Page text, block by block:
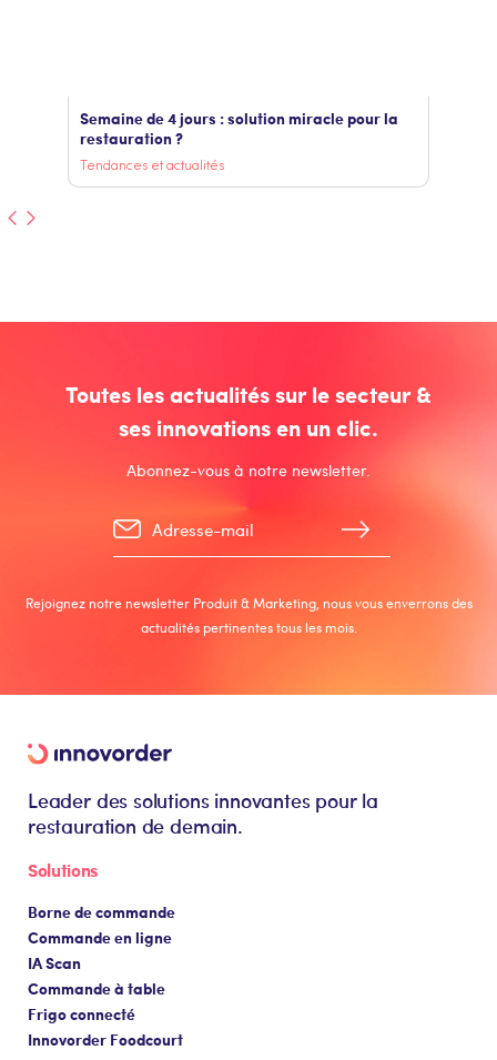
Semaine de 4 jours : solution miracle pour la
restauration ?
Tendances et actualités
Toutes les actualités sur le secteur &
ses innovations en un clic.
Abonnez-vous à notre newsletter.
Rejoignez notre newsletter Produit & Marketing, nous vous enverrons des
actualités pertinentes tous les mois.
Leader des solutions innovantes pour la
restauration de demain.
Solutions
Borne de commande
Commande en ligne
IA Scan
Commande à table
Frigo connecté
Innovorder Foodcourt